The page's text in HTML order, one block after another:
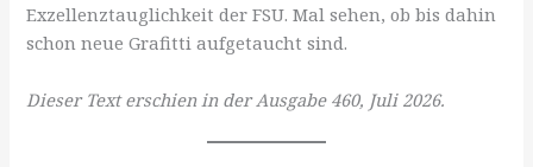
Exzellenztauglichkeit der FSU. Mal sehen, ob bis dahin
schon neue Grafitti aufgetaucht sind.
Dieser Text erschien in der Ausgabe 460, Juli 2026.